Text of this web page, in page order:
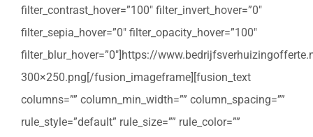
filter_contrast_hover=”100″ filter_invert_hover=”0″
filter_sepia_hover=”0″ filter_opacity_hover=”100″
filter_blur_hover=”0″]https://
300×250.png[/fusion_imageframe][fusion_text
columns=”” column_min_width=”” column_spacing=””
rule_style=”default” rule_size=”” rule_color=””